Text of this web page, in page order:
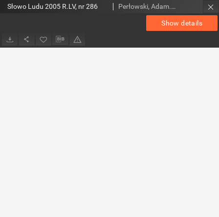
Show details
Słowo Ludu 2005 R.LV, nr 286 Perłowski, Adam. Red.